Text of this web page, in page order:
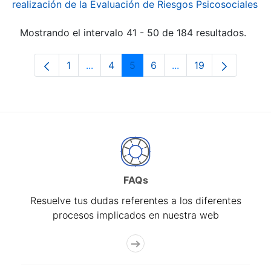
realización de la Evaluación de Riesgos Psicosociales
Mostrando el intervalo 41 - 50 de 184 resultados.
Página
1 ...Páginas intermedias Use TAB para
Página
4 Página
5 Página
6 ...Páginas intermedias
Página
19
FAQs
Resuelve tus dudas referentes a los diferentes
procesos implicados en nuestra web